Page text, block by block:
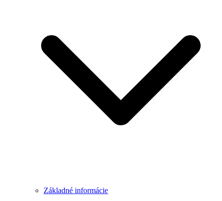
Základné informácie